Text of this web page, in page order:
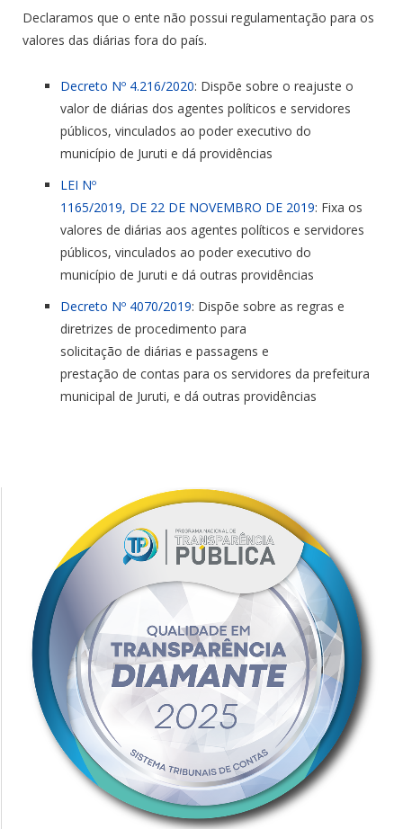
Declaramos que o ente não possui regulamentação para os
valores das diárias fora do país.
Decreto Nº 4.216/2020: Dispõe sobre o reajuste o
valor de diárias dos agentes políticos e servidores
públicos, vinculados ao poder executivo do
município de Juruti e dá providências
LEI Nº
1165/2019, DE 22 DE NOVEMBRO DE 2019: Fixa os
valores de diárias aos agentes políticos e servidores
públicos, vinculados ao poder executivo do
município de Juruti e dá outras providências
Decreto Nº 4070/2019: Dispõe sobre as regras e
diretrizes de procedimento para
solicitação de diárias e passagens e
prestação de contas para os servidores da prefeitura
municipal de Juruti, e dá outras providências